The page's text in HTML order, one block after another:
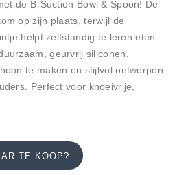
de B-Suction Bowl & Spoon! De
op zijn plaats, terwijl de
helpt zelfstandig te leren eten.
geurvrij siliconen,
te maken en stijlvol ontworpen
Perfect voor knoeivrije,
TE KOOP?